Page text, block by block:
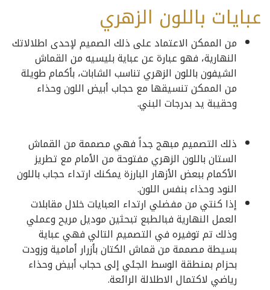
عبايات باللون الزهري
من الممكن الاعتماد على ذلك الصميم لإحدى اطلالاتك
النهارية، فهو عبارة عن عباية بليسيه من القماش
الشيفون باللون الزهري تناسب الشابات، بأكمام طويلة
من الممكن تنسيقها مع حجاب أبيض اللون وحذاء
وحقيبة يد بدرجات البني.
ذلك التصميم مبهج جداً فهي مصممة من القماش
الستان باللون الزهري مفتوحة من الأمام مع تطريز
الأكمام ببعض الأزهار البارزة يمكنك ارتداء حجاب باللون
النود وحذاء بنفس اللون.
إذا كنتي من مفضلي ارتداء العبايات خلال مقابلات
العمل النهارية فبالطبع تبحثين موديل مريح وعملي
وذلك تم توفيره في التصميم التالي فهي عباية
بسيطة مصممة من قماش الكتان بأزرار أمامية وزودت
بحزام بمنطقة الوسط الجئي إلى حجاب أبيض وحذاء
رياضي لاكتمال الاطلالة الرائعة.